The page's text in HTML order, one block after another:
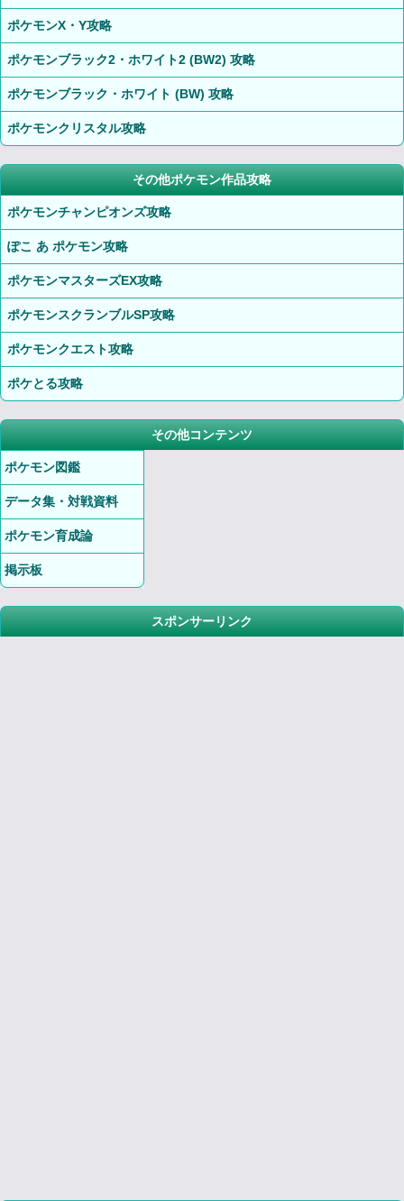
ポケモンX・Y攻略
ポケモンブラック2・ホワイト2 (BW2) 攻略
ポケモンブラック・ホワイト (BW) 攻略
ポケモンクリスタル攻略
その他ポケモン作品攻略
ポケモンチャンピオンズ攻略
ぽこ あ ポケモン攻略
ポケモンマスターズEX攻略
ポケモンスクランブルSP攻略
ポケモンクエスト攻略
ポケとる攻略
その他コンテンツ
ポケモン図鑑
データ集・対戦資料
ポケモン育成論
掲示板
スポンサーリンク